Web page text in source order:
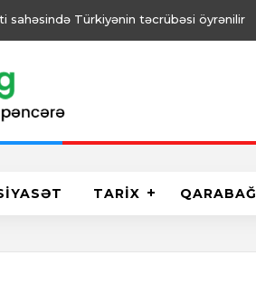
sahəsində Türkiyənin təcrübəsi öyrənilir
TARİX QARABAĞ